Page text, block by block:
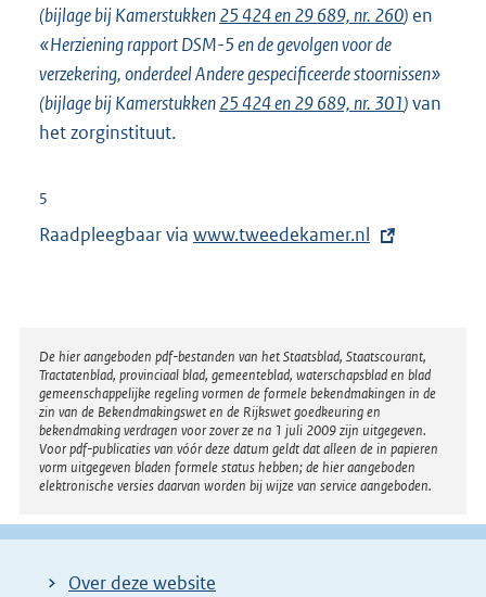
(bijlage bij Kamerstukken25 424 en 29 689, nr. 260) en
«Herziening rapport DSM-5 en de gevolgen voor de
verzekering, onderdeel Andere gespecificeerde stoornissen»
(bijlage bij Kamerstukken25 424 en 29 689, nr. 301)van
het zorginstituut.
5
Raadpleegbaar via E
r
n
e
l
i
n
k
www.tweedekamer.nl
Disclaimer
De hier aangeboden pdf-bestanden van het Staatsblad, Staatscourant,
Tractatenblad, provinciaal blad, gemeenteblad, waterschapsblad en blad
gemeenschappelijke regeling vormen de formele bekendmakingen in de
zin van de Bekendmakingswet en de Rijkswet goedkeuring en
bekendmaking verdragen voor zover ze na 1 juli 2009 zijn uitgegeven.
Voor pdf-publicaties van vóór deze datum geldt dat alleen de in papieren
vorm uitgegeven bladen formele status hebben; de hier aangeboden
elektronische versies daarvan worden bij wijze van service aangeboden.
Over deze website